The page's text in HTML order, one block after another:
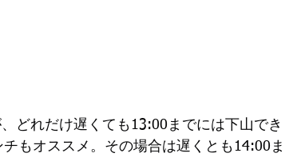
どれだけ遅くても13:00までには下山でき
もオススメ。その場合は遅くとも14:00ま